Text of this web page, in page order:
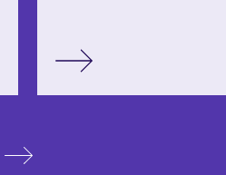
media